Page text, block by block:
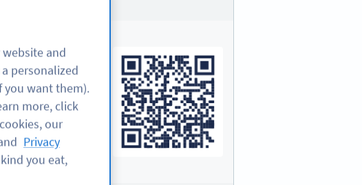
and
personalized
you want them).
more, click
our
Privacy
you eat,